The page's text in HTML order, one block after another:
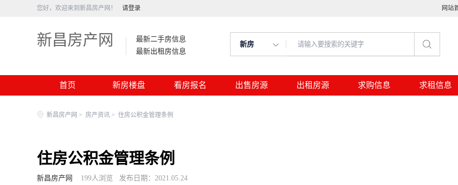
您好，欢迎来到新昌房产网！ 请登录 网站
新昌房产网
最新二手房信息
最新出租房信息
新房
首页 新房楼盘 看房报名 出售房源 出租房源 求购信息 求租信息
新昌房产网 > 房产资讯 > 住房公积金管理条例
住房公积金管理条例
新昌房产网 199人浏览 发布日期：2021.05.24